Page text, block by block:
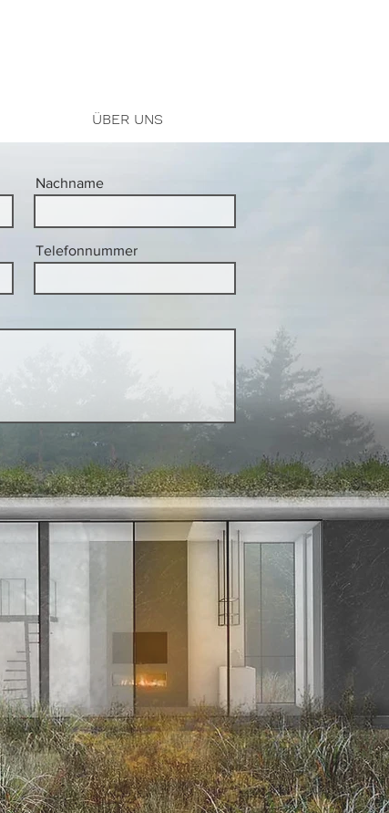
ÜBER UNS
Nachname
Telefonnummer